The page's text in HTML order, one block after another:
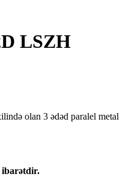
LSZH
olan 3 ədəd paralel metal
ibarətdir.